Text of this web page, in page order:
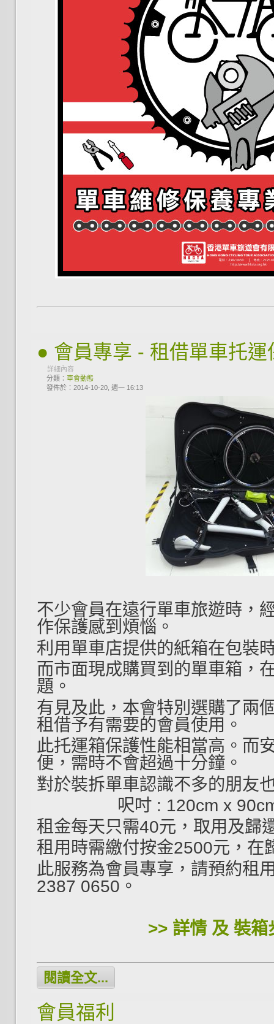
● 會員專享 - 租借單車托運
詳細內容
分類： 車會動態
發佈於：2014-10-20, 週一 16:13
不少會員在遠行單車旅遊時，
作保護感到煩惱。
利用單車店提供的紙箱在包裝
而市面現成購買到的單車箱，
題。
有見及此，本會特別選購了兩
租借予有需要的會員使用。
此托運箱保護性能相當高。而
便，需時不會超過十分鐘。
對於裝拆單車認識不多的朋友
呎吋 : 120cm x
租金每天只需40元，取用及歸
租用時需繳付按金2500元，在
此服務為會員專享，請預約租
2387 0650。
>> 詳情 及 裝箱
閱讀全文...
會員福利